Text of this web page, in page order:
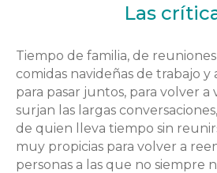
Las
Tiempo de familia, de
comidas navideñas de trabajo y
para pasar juntos, para volver a
surjan las largas
de quien lleva tiempo sin
muy propicias para volver a
personas a las que no siempre